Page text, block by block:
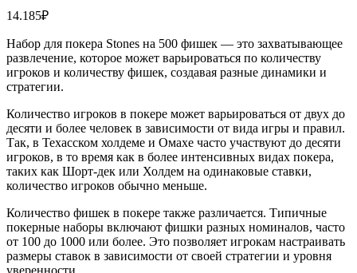
14.185₽
Набор для покера Stones на 500 фишек — это захватывающее
развлечение, которое может варьироваться по количеству
игроков и количеству фишек, создавая разные динамики и
стратегии.
Количество игроков в покере может варьироваться от двух до
десяти и более человек в зависимости от вида игры и правил.
Так, в Техасском холдеме и Омахе часто участвуют до десяти
игроков, в то время как в более интенсивных видах покера,
таких как Шорт-дек или Холдем на одинаковые ставки,
количество игроков обычно меньше.
Количество фишек в покере также различается. Типичные
покерные наборы включают фишки разных номиналов, часто
от 100 до 1000 или более. Это позволяет игрокам настраивать
размеры ставок в зависимости от своей стратегии и уровня
уверенности.